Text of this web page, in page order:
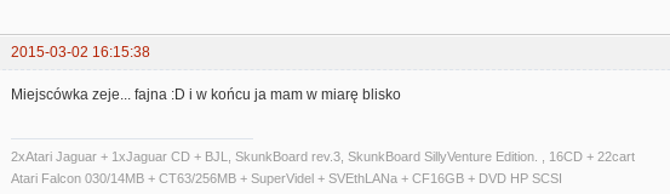
2015-03-02 16:15:38
Miejscówka zeje... fajna :D i w końcu ja mam w miarę blisko
2xAtari Jaguar + 1xJaguar CD + BJL, SkunkBoard rev.3, SkunkBoard SillyVenture Edition. , 16CD + 22cart
Atari Falcon 030/14MB + CT63/256MB + SuperVidel + SVEthLANa + CF16GB + DVD HP SCSI